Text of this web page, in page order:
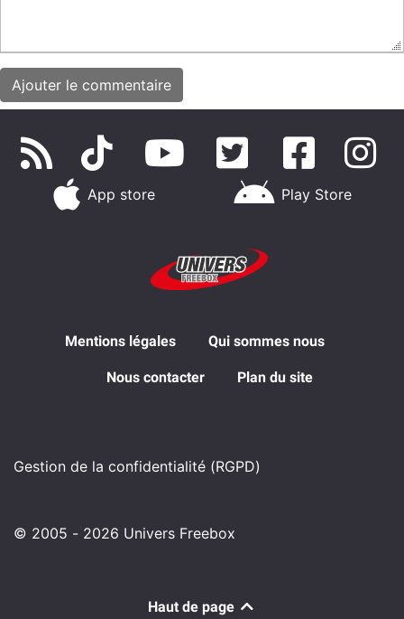
App store Play Store
Mentions légales Qui sommes nous
Nous contacter Plan du site
Gestion de la confidentialité (RGPD)
© 2005 - 2026 Univers Freebox
Haut de page